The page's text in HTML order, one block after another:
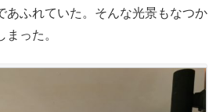
あふれていた。そんな光景もなつか
った。